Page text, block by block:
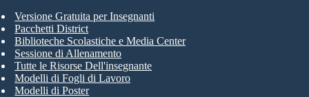
Versione Gratuita per Insegnanti
Pacchetti District
Biblioteche Scolastiche e Media Center
Sessione di Allenamento
Tutte le Risorse Dell'insegnante
Modelli di Fogli di Lavoro
Modelli di Poster